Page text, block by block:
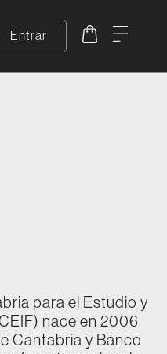
Entrar Carrito
Menú
para el Estudio y
nace en 2006
Cantabria y Banco